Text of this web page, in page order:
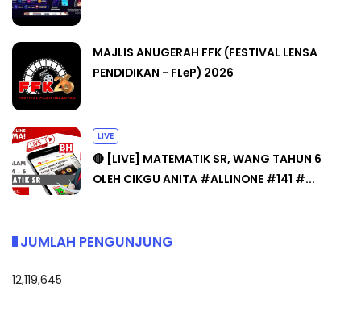
MAJLIS ANUGERAH FFK (FESTIVAL LENSA
PENDIDIKAN - FLeP) 2026
LIVE
🔴 [LIVE] MATEMATIK SR, WANG TAHUN 6
OLEH CIKGU ANITA #ALLINONE #141 #...
JUMLAH PENGUNJUNG
12,119,645